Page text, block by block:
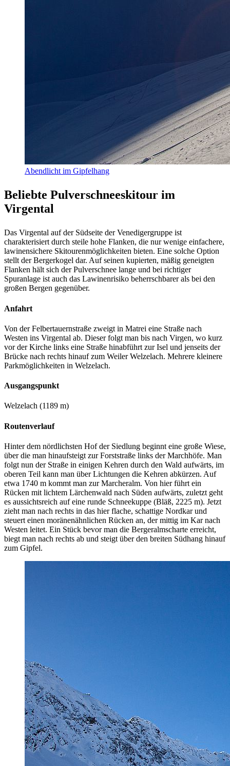
Abendlicht im Gipfelhang
Beliebte Pulverschneeskitour im
Virgental
Das Virgental auf der Südseite der Venedigergruppe ist
charakterisiert durch steile hohe Flanken, die nur wenige einfachere,
lawinensichere Skitourenmöglichkeiten bieten. Eine solche Option
stellt der Bergerkogel dar. Auf seinen kupierten, mäßig geneigten
Flanken hält sich der Pulverschnee lange und bei richtiger
Spuranlage ist auch das Lawinenrisiko beherrschbarer als bei den
großen Bergen gegenüber.
Anfahrt
Von der Felbertauernstraße zweigt in Matrei eine Straße nach
Westen ins Virgental ab. Dieser folgt man bis nach Virgen, wo kurz
vor der Kirche links eine Straße hinabführt zur Isel und jenseits der
Brücke nach rechts hinauf zum Weiler Welzelach. Mehrere kleinere
Parkmöglichkeiten in Welzelach.
Ausgangspunkt
Welzelach (1189 m)
Routenverlauf
Hinter dem nördlichsten Hof der Siedlung beginnt eine große Wiese,
über die man hinaufsteigt zur Forststraße links der Marchhöfe. Man
folgt nun der Straße in einigen Kehren durch den Wald aufwärts, im
oberen Teil kann man über Lichtungen die Kehren abkürzen. Auf
etwa 1740 m kommt man zur Marcheralm. Von hier führt ein
Rücken mit lichtem Lärchenwald nach Süden aufwärts, zuletzt geht
es aussichtsreich auf eine runde Schneekuppe (Bläß, 2225 m). Jetzt
zieht man nach rechts in das hier flache, schattige Nordkar und
steuert einen moränenähnlichen Rücken an, der mittig im Kar nach
Westen leitet. Ein Stück bevor man die Bergeralmscharte erreicht,
biegt man nach rechts ab und steigt über den breiten Südhang hinauf
zum Gipfel.